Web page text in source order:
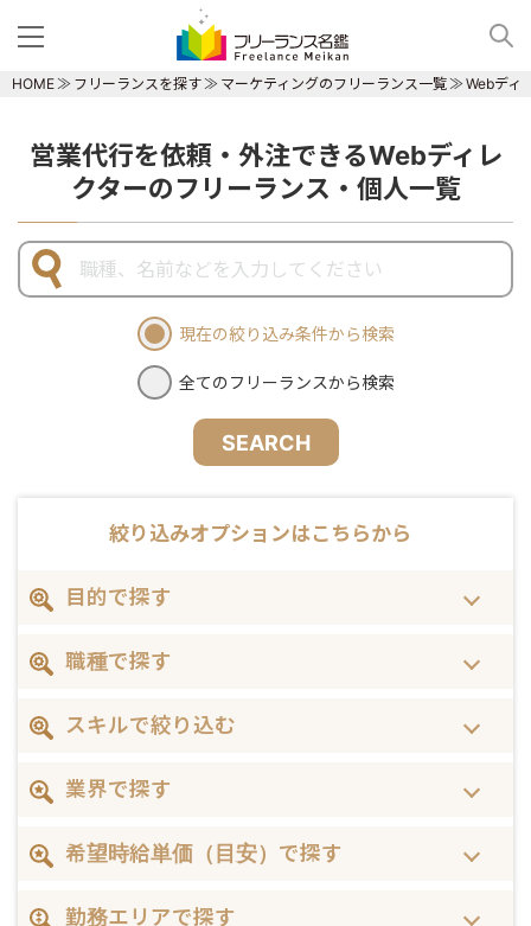
HOME フリーランスを探す マーケティングのフリーランス一覧 Webディ
営業代行を依頼・外注できるWebディレ
クターのフリーランス・個人一覧
現在の絞り込み条件から検索
全てのフリーランスから検索
SEARCH
絞り込みオプションはこちらから
目的で探す
職種で探す
スキルで絞り込む
業界で探す
希望時給単価（目安）で探す
勤務エリアで探す